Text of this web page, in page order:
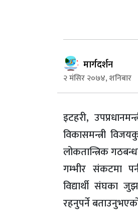
मार्गदर्शन
२ मंसिर २०७४, शनिबार
इटहरी,
विकासमन्त्री
लोकतान्त्रिक
गम्भीर संकटमा
विद्यार्थी संघका
रहनुपर्ने